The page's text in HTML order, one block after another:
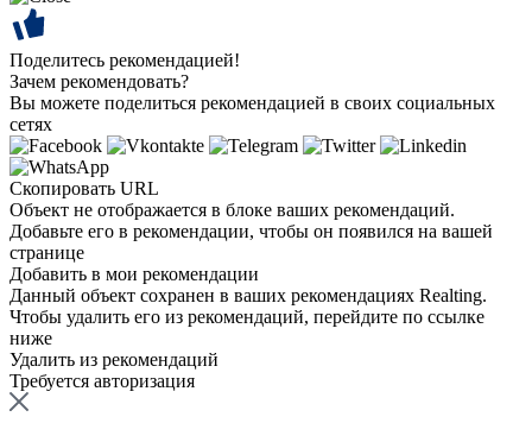
Поделитесь рекомендацией!
Зачем рекомендовать?
Вы можете поделиться рекомендацией в своих социальных
сетях
Скопировать URL
Объект не отображается в блоке ваших рекомендаций.
Добавьте его в рекомендации, чтобы он появился на вашей
странице
Добавить в мои рекомендации
Данный объект сохранен в ваших рекомендациях Realting.
Чтобы удалить его из рекомендаций, перейдите по ссылке
ниже
Удалить из рекомендаций
Требуется авторизация